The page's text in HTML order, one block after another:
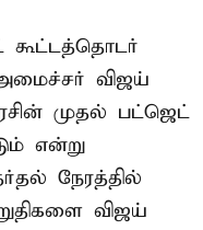
கூட்டத்தொடர்
விஜய்
முதல் பட்ஜெட்
என்று
நேரத்தில்
விஜய்